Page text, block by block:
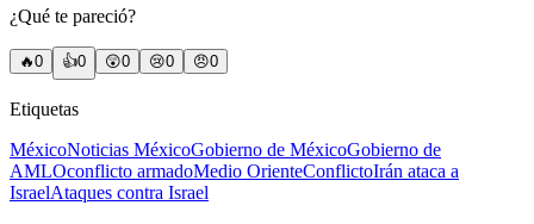
¿Qué te pareció?
🔥0 👍0 😲0 😢0 😠0
Etiquetas
MéxicoNoticias MéxicoGobierno de MéxicoGobierno de
AMLOconflicto armadoMedio OrienteConflictoIrán ataca a
IsraelAtaques contra Israel